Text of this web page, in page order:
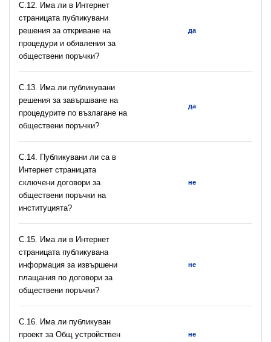
С.12. Има ли в Интернет
страницата публикувани
решения за откриване на
процедури и обявления за
обществени поръчки?
да
С.13. Има ли публикувани
решения за завършване на
процедурите по възлагане на
обществени поръчки?
да
С.14. Публикувани ли са в
Интернет страницата
сключени договори за
обществени поръчки на
институцията?
не
С.15. Има ли в Интернет
страницата публикувана
информация за извършени
плащания по договори за
обществени поръчки?
не
С.16. Има ли публикуван
проект за Общ устройствен
не